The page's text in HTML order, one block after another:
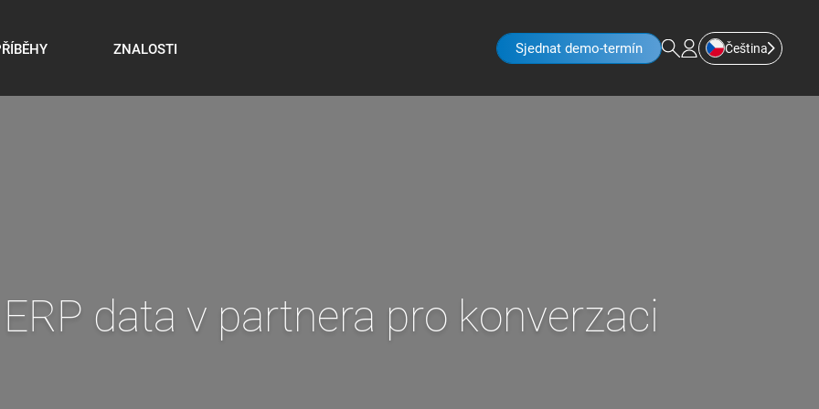
ZNALOSTI Sjednat demo-termín Čeština
v masném průmyslu